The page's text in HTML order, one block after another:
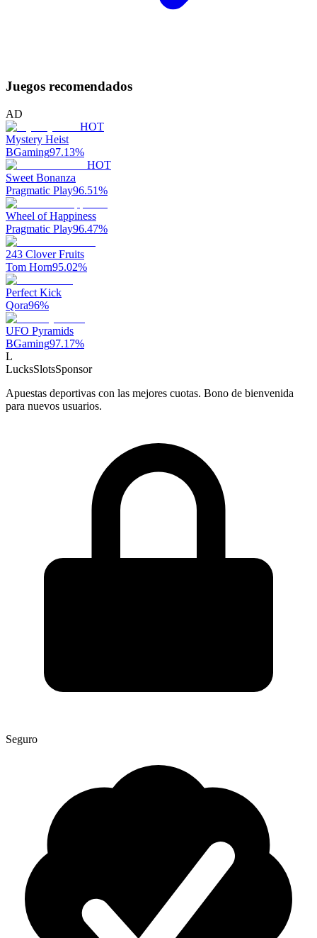
Juegos recomendados
AD
HOT
Mystery Heist
BGaming97.13%
HOT
Sweet Bonanza
Pragmatic Play96.51%
Wheel of Happiness
Pragmatic Play96.47%
243 Clover Fruits
Tom Horn95.02%
Perfect Kick
Qora96%
UFO Pyramids
BGaming97.17%
L
LucksSlotsSponsor
Apuestas deportivas con las mejores cuotas. Bono de bienvenida
para nuevos usuarios.
Seguro